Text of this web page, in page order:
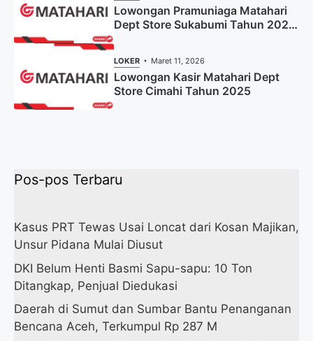
Lowongan Pramuniaga Matahari
Dept Store Sukabumi Tahun 2025
LOKER Maret 11, 2026
Lowongan Kasir Matahari Dept
Store Cimahi Tahun 2025
Pos-pos Terbaru
Kasus PRT Tewas Usai Loncat dari Kosan Majikan,
Unsur Pidana Mulai Diusut
DKI Belum Henti Basmi Sapu-sapu: 10 Ton
Ditangkap, Penjual Diedukasi
Daerah di Sumut dan Sumbar Bantu Penanganan
Bencana Aceh, Terkumpul Rp 287 M